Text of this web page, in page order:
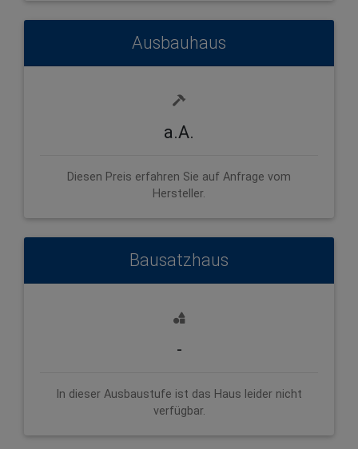
Ausbauhaus
a.A.
Diesen Preis erfahren Sie auf Anfrage vom
Hersteller.
Bausatzhaus
-
In dieser Ausbaustufe ist das Haus leider nicht
verfügbar.